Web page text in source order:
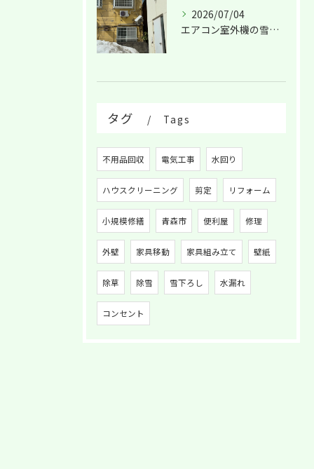
2026/07/04
エアコン室外機の雪害！
タグ Tags
不用品回収 電気工事 水回り
ハウスクリーニング 剪定 リフォーム
小規模修繕 青森市 便利屋 修理
外壁 家具移動 家具組み立て 壁紙
除草 除雪 雪下ろし 水漏れ
コンセント